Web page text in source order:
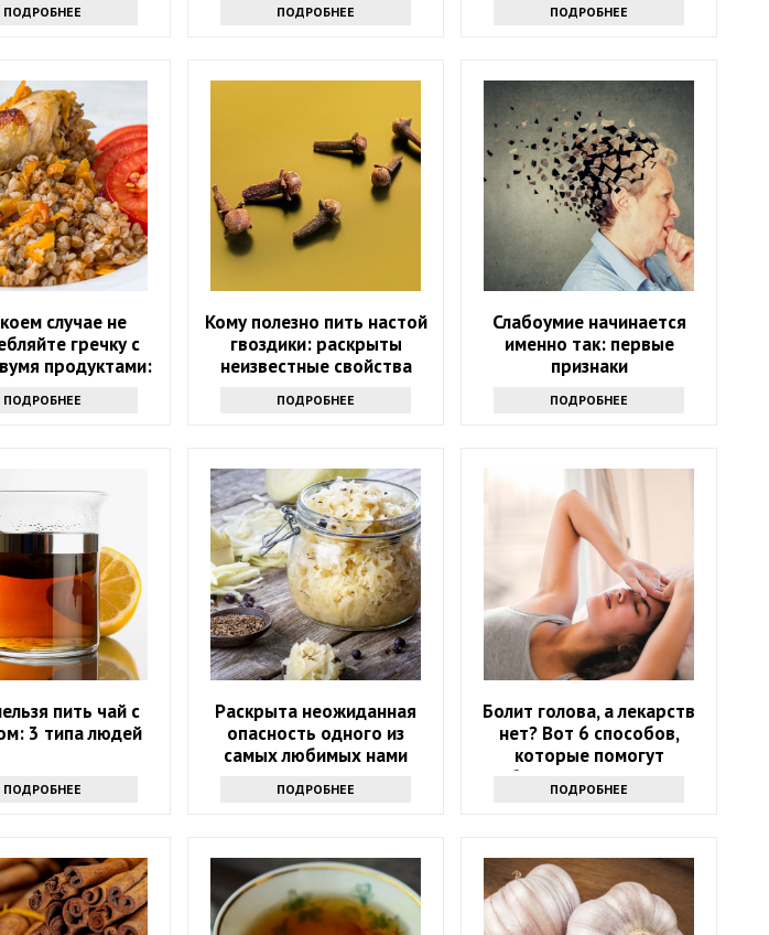
ПОДРОБНЕЕ ПОДРОБНЕЕ ПОДРОБНЕЕ
случае не
гречку с
продуктами:
последствия
ПОДРОБНЕЕ
Кому полезно пить настой
гвоздики: раскрыты
неизвестные свойства
ПОДРОБНЕЕ
Слабоумие начинается
именно так: первые
признаки
ПОДРОБНЕЕ
пить чай с
3 типа людей
ПОДРОБНЕЕ
Раскрыта неожиданная
опасность одного из
самых любимых нами
ПОДРОБНЕЕ
Болит голова, а лекарств
нет? Вот 6 способов,
которые помогут
избавиться от напасти
ПОДРОБНЕЕ